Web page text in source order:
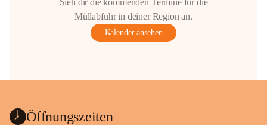
Sieh dir die kommenden Termine für die
Müllabfuhr in deiner Region an.
Kalender ansehen
Öffnungszeiten